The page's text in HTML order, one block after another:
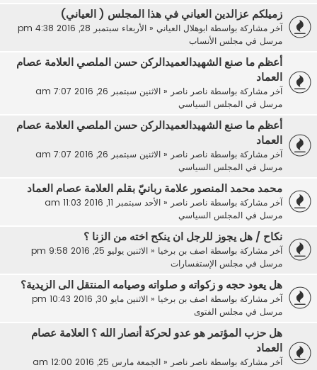
زميلكم عزالدين العياني في هذا المجلس ( العياني)
آخر مشاركة بواسطة ابوهلال العياني« الأربعاء سبتمبر 28, 2016 4:38 pm
مرسل في مجلس الأنساب
أعظم ما صنع الشهيدالعميدالركن حسن الملصي العلامة عصام
العماد
آخر مشاركة بواسطة ناصر ناصر« الاثنين سبتمبر 26, 2016 7:07 am
مرسل في المجلس السياسي
أعظم ما صنع الشهيدالعميدالركن حسن الملصي العلامة عصام
العماد
آخر مشاركة بواسطة ناصر ناصر« الاثنين سبتمبر 26, 2016 7:07 am
مرسل في المجلس السياسي
محمد محمد المنصور علامة ربانيّ بقلم العلامة عصام العماد
آخر مشاركة بواسطة ناصر ناصر« الأحد سبتمبر 11, 2016 11:03 am
مرسل في المجلس السياسي
نكاح / هل يجوز للرجل ان ينكح اخته من الزنا ؟
آخر مشاركة بواسطة اصف بن برخيا« الاثنين يوليو 25, 2016 9:58 pm
مرسل في مجلس الإستفسارات
هل يعود حجه و زكواته و صلواته وصيامه المنتقل الى الزيدية؟
آخر مشاركة بواسطة اصف بن برخيا« الاثنين مايو 30, 2016 10:43 pm
مرسل في مجلس الفتوى
هل حزب المؤتمر هو عدو لحركة أنصار الله ؟ العلامة عصام
العماد
آخر مشاركة بواسطة ناصر ناصر« الجمعة مارس 25, 2016 12:00 am